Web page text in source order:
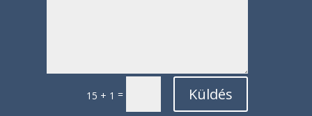
15 + 1 = Küldés